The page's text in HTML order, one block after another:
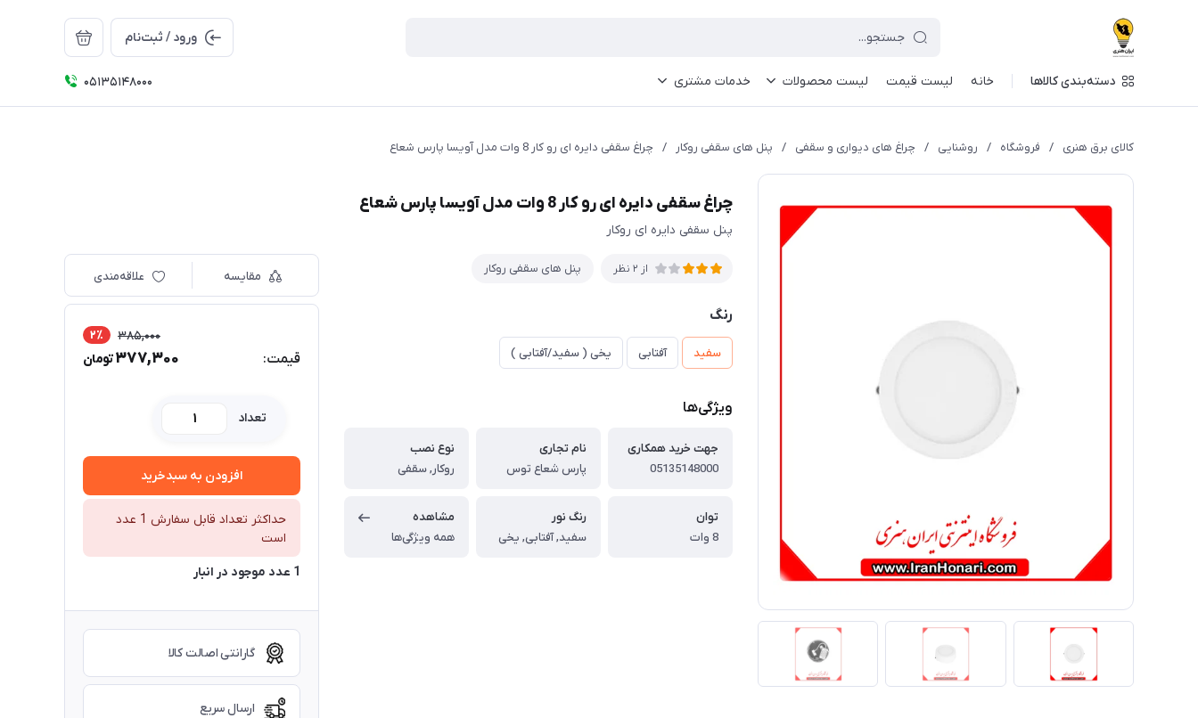
ورود / ثبت‌نام
دسته‌بندی کالاها خانه لیست قیمت لیست محصولات خدمات مشتری 05135148000
کالای برق هنری / فروشگاه / روشنایی / چراغ های دیواری و سقفی / پنل های سقفی روکار / چراغ سقفی دایره ای رو کار 8 وات مدل آویسا پارس شعاع
چراغ سقفی دایره ای رو کار 8 وات مدل آویسا پارس شعاع
پنل سقفی دایره ای روکار
از 2 نظر پنل های سقفی روکار
رنگ
سفید آفتابی یخی ( سفید/آفتابی )
ویژگی‌ها
جهت خرید همکاری
05135148000
نام تجاری
پارس شعاع توس
نوع نصب
روکار, سقفی
توان
8 وات
رنگ نور
سفید, آفتابی, یخی
مشاهده
همه ویژگی‌ها
مقایسه علاقه‌مندی
قیمت:
385,000 2٪
377,300تومان
تعداد
افزودن به سبدخرید
حداکثر تعداد قابل سفارش 1 عدد
است
1 عدد موجود در انبار
گارانتی اصالت کالا
ارسال سریع